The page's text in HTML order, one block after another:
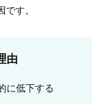
す。
由
に低下する